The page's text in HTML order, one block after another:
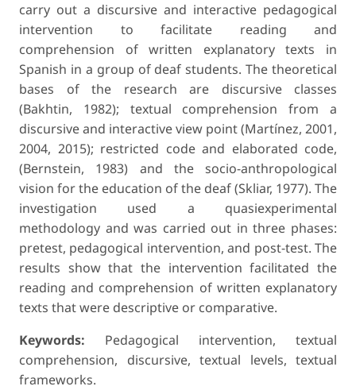
carry out a discursive and interactive pedagogical
intervention to facilitate reading and
comprehension of written explanatory texts in
Spanish in a group of deaf students. The theoretical
bases of the research are discursive classes
(Bakhtin, 1982); textual comprehension from a
discursive and interactive view point (Martínez, 2001,
2004, 2015); restricted code and elaborated code,
(Bernstein, 1983) and the socio-anthropological
vision for the education of the deaf (Skliar, 1977). The
investigation used a quasiexperimental
methodology and was carried out in three phases:
pretest, pedagogical intervention, and post-test. The
results show that the intervention facilitated the
reading and comprehension of written explanatory
texts that were descriptive or comparative.
Keywords: Pedagogical intervention, textual
comprehension, discursive, textual levels, textual
frameworks.